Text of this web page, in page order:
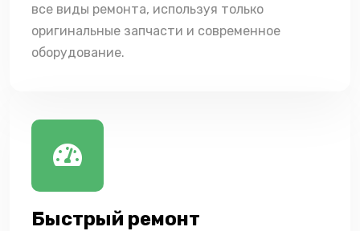
все виды ремонта, используя только
оригинальные запчасти и современное
оборудование.
Быстрый ремонт